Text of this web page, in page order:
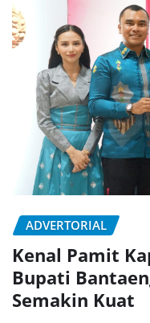
ADVERTORIAL
Kenal Pamit
Bupati
Semakin Kuat